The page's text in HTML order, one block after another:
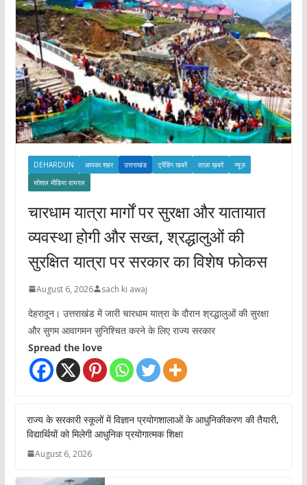
s
DEHARDUN आपका शहर उत्तराखंड ट्रेंडिंग खबरें ताज़ा ख़बरें
न्यूज़
सोशल मीडिया वायरल
चारधाम यात्रा मार्गों पर सुरक्षा और यातायात
व्यवस्था होगी और सख्त, श्रद्धालुओं की
सुरक्षित यात्रा पर सरकार का विशेष फोकस
August 6, 2026 sach ki awaj
देहरादून। उत्तराखंड में जारी चारधाम यात्रा के दौरान श्रद्धालुओं की सुरक्षा
और सुगम आवागमन सुनिश्चित करने के लिए राज्य सरकार
Spread the love
राज्य के सरकारी स्कूलों में विज्ञान प्रयोगशालाओं के आधुनिकीकरण की तैयारी,
विद्यार्थियों को मिलेगी आधुनिक प्रयोगात्मक शिक्षा
August 6, 2026